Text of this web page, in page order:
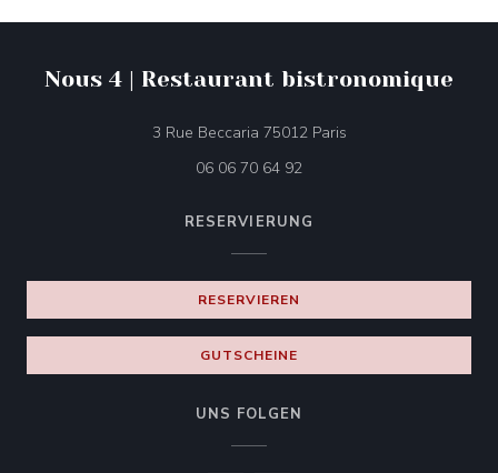
Nous 4 | Restaurant bistronomique
3 Rue Beccaria 75012 Paris((öffnet ein neues
06 06 70 64 92
RESERVIERUNG
RESERVIEREN
GUTSCHEINE
UNS FOLGEN